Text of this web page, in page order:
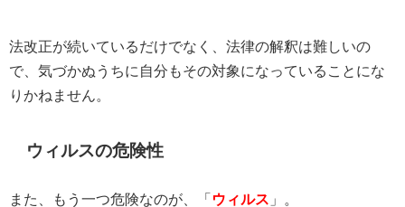
法改正が続いているだけでなく、法律の解釈は難しいの
で、気づかぬうちに自分もその対象になっていることにな
りかねません。
ウィルスの危険性
また、もう一つ危険なのが、「 ウィルス 」。